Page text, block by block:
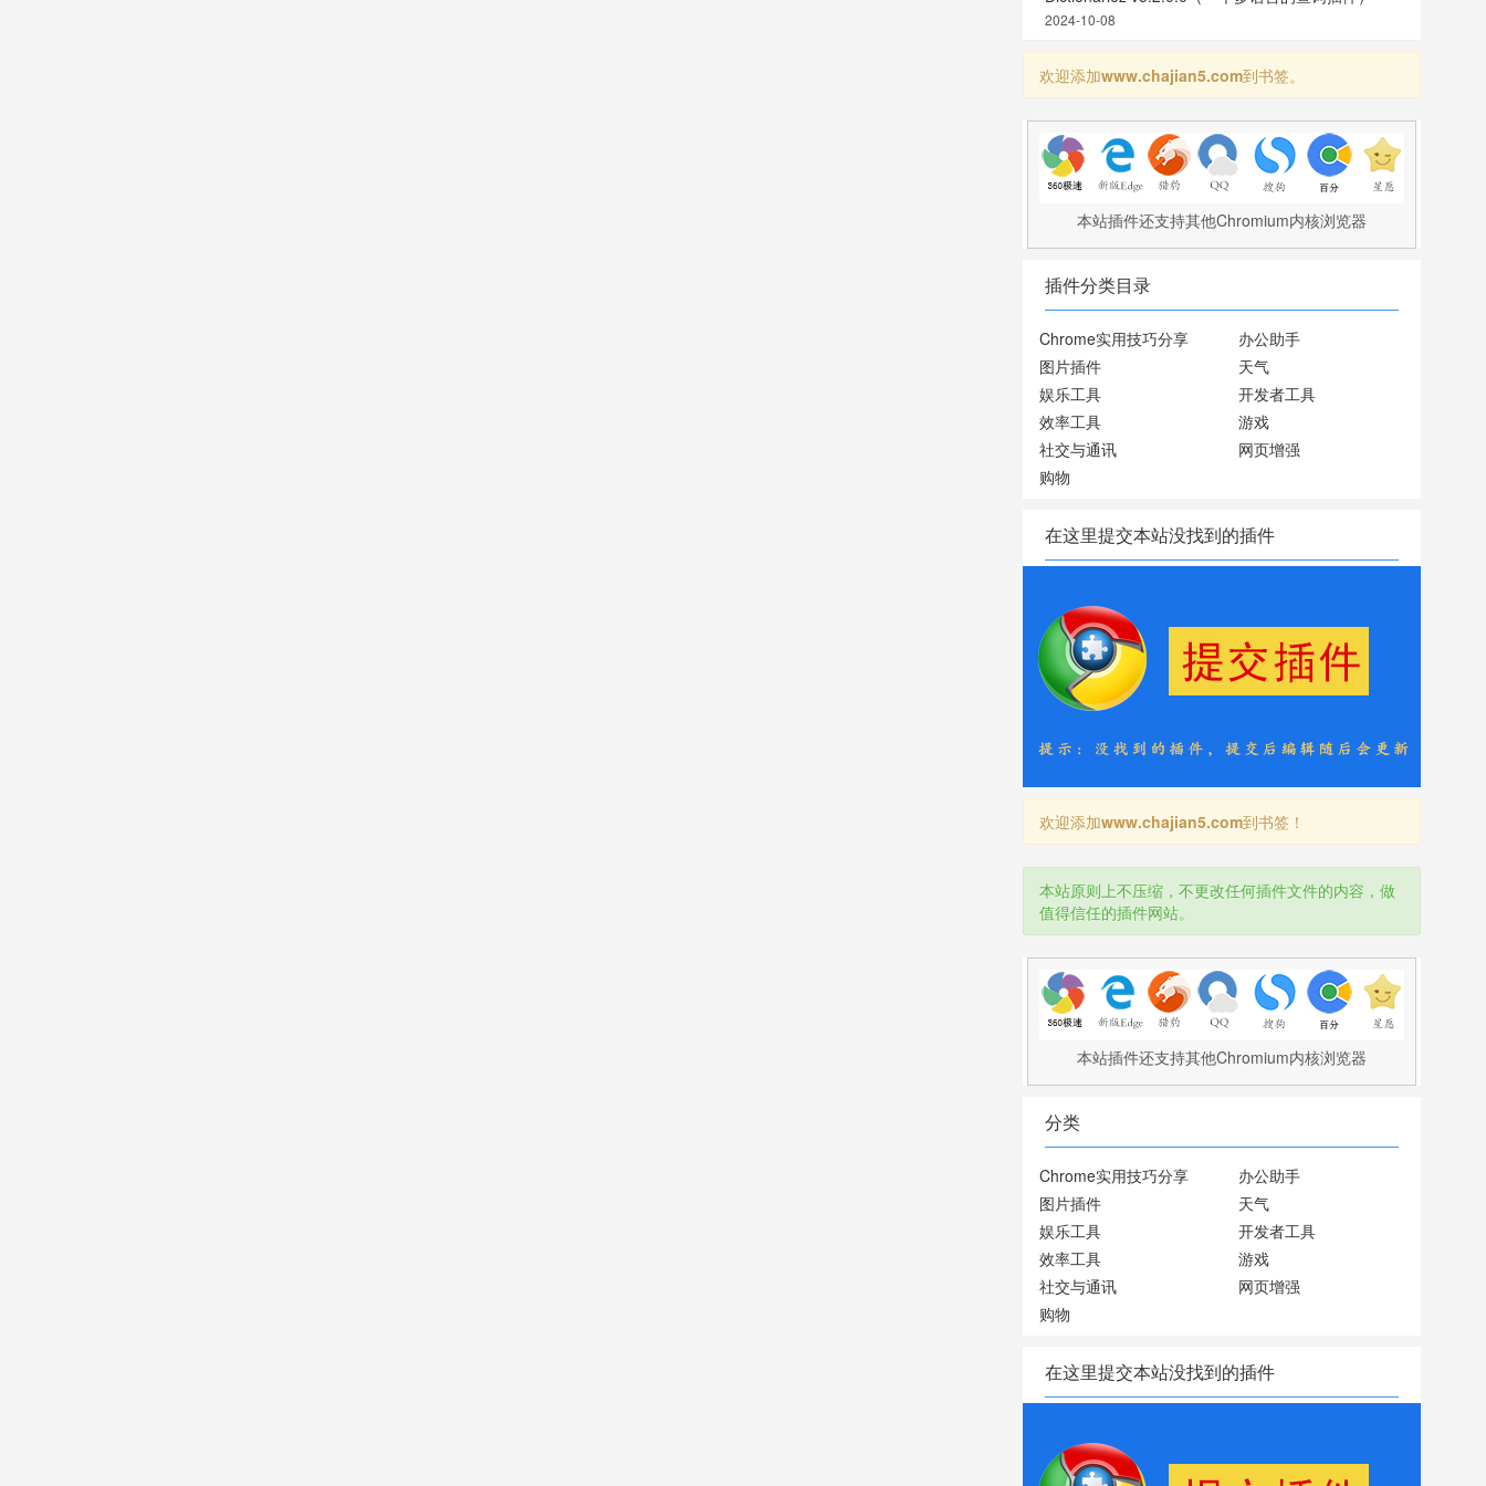
2024-10-08
欢迎添加www.chajian5.com到书签。
本站插件还支持其他Chromium内核浏览器
插件分类目录
Chrome实用技巧分享
办公助手
图片插件
天气
娱乐工具
开发者工具
效率工具
游戏
社交与通讯
网页增强
购物
在这里提交本站没找到的插件
欢迎添加www.chajian5.com到书签！
本站原则上不压缩，不更改任何插件文件的内容，做
值得信任的插件网站。
本站插件还支持其他Chromium内核浏览器
分类
Chrome实用技巧分享
办公助手
图片插件
天气
娱乐工具
开发者工具
效率工具
游戏
社交与通讯
网页增强
购物
在这里提交本站没找到的插件